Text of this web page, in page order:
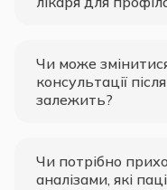
Чи може
консультації
залежить?
Чи потрібно
аналізами, які